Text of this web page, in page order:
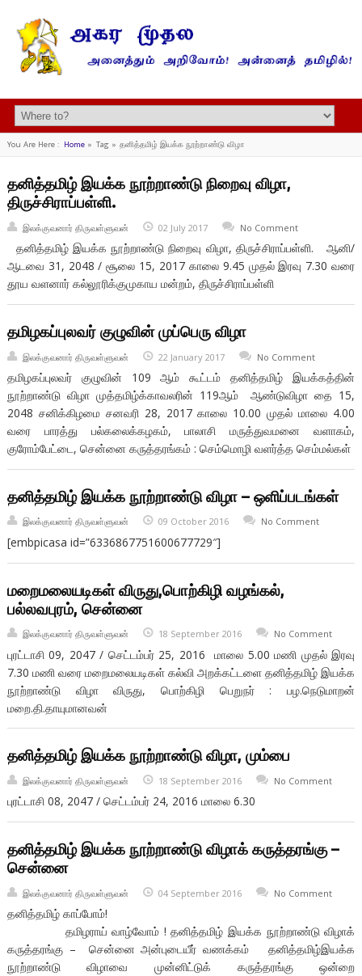
You Are Here : Home» Tag » தனித்தமிழ் இயக்க நூற்றாண்டு விழா
தனித்தமிழ் இயக்க நூற்றாண்டு நிறைவு விழா,
திருச்சிராப்பள்ளி.
இலக்குவனார் திருவள்ளுவன் 02 July 2017 No Comment
தனித்தமிழ் இயக்க நூற்றாண்டு நிறைவு விழா, திருச்சிராப்பள்ளி. ஆனி/
ஆடவை 31, 2048 / சூலை 15, 2017 காலை 9.45 முதல் இரவு 7.30 வரை
தூய வளனார் கல்லூரிக்குமுகாய மன்றம், திருச்சிராப்பள்ளி
தமிழகப்புலவர் குழுவின் முப்பெரு விழா
இலக்குவனார் திருவள்ளுவன் 22 January 2017 No Comment
தமிழகப்புலவர் குழுவின் 109 ஆம் கூட்டம் தனித்தமிழ் இயக்கத்தின்
நூற்றாண்டு விழா முத்தமிழ்க்காவலரின் 119ஆம் ஆண்டுவிழா தை 15,
2048 சனிக்கிழமை சனவரி 28, 2017 காலை 10.00 முதல் மாலை 4.00
வரை பாரத்து பல்கலைக்கழகம், பாலாசி மருத்துவமனை வளாகம்,
குரோம்பேட்டை, சென்னை கருத்தரங்கம் : செம்மொழி வளர்த்த செம்மல்கள்
தனித்தமிழ் இயக்க நூற்றாண்டு விழா – ஒளிப்படங்கள்
இலக்குவனார் திருவள்ளுவன் 09 October 2016 No Comment
[embpicasa id=”6336867751600677729″]
மறைமலையடிகள் விருது,பொற்கிழி வழங்கல்,
பல்லவபுரம், சென்னை
இலக்குவனார் திருவள்ளுவன் 18 September 2016 No Comment
புரட்டாசி 09, 2047 / செட்டம்பர் 25, 2016 மாலை 5.00 மணி முதல் இரவு
7.30 மணி வரை மறைமலையடிகள் கல்வி அறக்கட்டளை தனித்தமிழ் இயக்க
நூற்றாண்டு விழா விருது, பொற்கிழி பெறுநர் : பழ.நெடுமாறன்
மறை.தி.தாயுமானவன்
தனித்தமிழ் இயக்க நூற்றாண்டு விழா, மும்ப‌ை
இலக்குவனார் திருவள்ளுவன் 18 September 2016 No Comment
புரட்டாசி 08, 2047 / செட்டம்பர் 24, 2016 மாலை 6.30
தனித்தமிழ் இயக்க நூற்றாண்டு விழாக் கருத்தரங்கு –
சென்னை
இலக்குவனார் திருவள்ளுவன் 04 September 2016 No Comment
தனித்தமிழ் காப்போம்!
தமிழராய் வாழ்வோம் ! தனித்தமிழ் இயக்க நூற்றாண்டு விழாக்
கருத்தரங்கு – சென்னை அன்புடையீர் வணக்கம் தனித்தமிழ்இயக்க
நூற்றாண்டு விழாவை முன்னிட்டுக் கருத்தரங்கு ஒன்றை